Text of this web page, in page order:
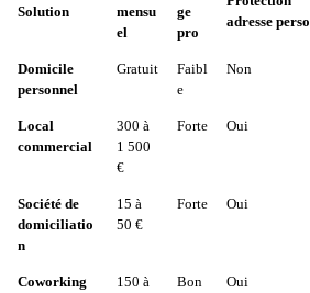
Solution
mensu
el
ge
pro
adresse perso
Domicile
personnel
Gratuit
Faibl
e
Non
Local
commercial
300 à
1 500
€
Forte Oui
Société de
domiciliatio
n
15 à
50 €
Forte Oui
Coworking
150 à
Bon
Oui